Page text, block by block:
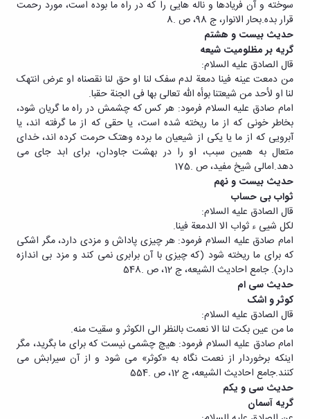
سوخته و آن فریادها و ناله هایی را که در راه ما بوده است، مورد رحمت
قرار بده.بحار الانوار، ج 98، ص .8
حدیث بیست و هشتم
گریه بر مظلومیت شیعه
قال الصادق علیه السلام:
من دمعت عینه فینا دمعة لدم سفک لنا او حق لنا نقصناه او عرض انتهک
لنا او لأحد من شیعتنا بوأه الله تعالی بها فی الجنة حقبا.
امام صادق علیه السلام فرمود: هر کس که چشمش در راه ما گریان شود،
بخاطر خونی که از ما ریخته شده است، یا حقی که از ما گرفته اند، یا
آبرویی که از ما یا یکی از شیعیان ما برده وهتک حرمت کرده اند، خدای
متعال به همین سبب، او را در بهشت جاودان، برای ابد جای می
دهد.امالی شیخ مفید، ص .175
حدیث بیست و نهم
ثواب بی حساب
قال الصادق علیه السلام:
لکل شیی ء ثواب الا الدمعة فینا.
امام صادق علیه السلام فرمود: هر چیزی پاداش و مزدی دارد، مگر اشکی
که برای ما ریخته شود (که چیزی با آن برابری نمی کند و مزد بی اندازه
دارد). جامع احادیث الشیعه، ج 12، ص .548
حدیث سی ام
کوثر و اشک
قال الصادق علیه السلام:
ما من عین بکت لنا الا نعمت بالنظر الی الکوثر و سقیت منه.
امام صادق علیه السلام فرمود: هیچ چشمی نیست که برای ما بگرید، مگر
اینکه برخوردار از نعمت نگاه به «کوثر» می شود و از آن سیرابش می
کنند.جامع احادیث الشیعه، ج 12، ص .554
حدیث سی و یکم
گریه آسمان